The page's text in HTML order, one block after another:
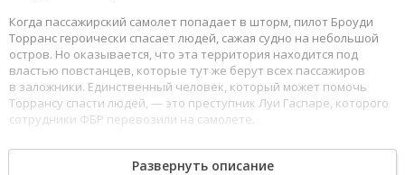
Когда пассажирский самолет попадает в шторм, пилот Броуди
Торранс героически спасает людей, сажая судно на небольшой
остров. Но оказывается, что эта территория находится под
властью повстанцев, которые тут же берут всех пассажиров
в заложники. Единственный человек, который может помочь
Торрансу спасти людей, — это преступник Луи Гаспаре, которого
сотрудники ФБР перевозили на самолете.
173174175176177178179180181182183184185186187188189
Развернуть описание